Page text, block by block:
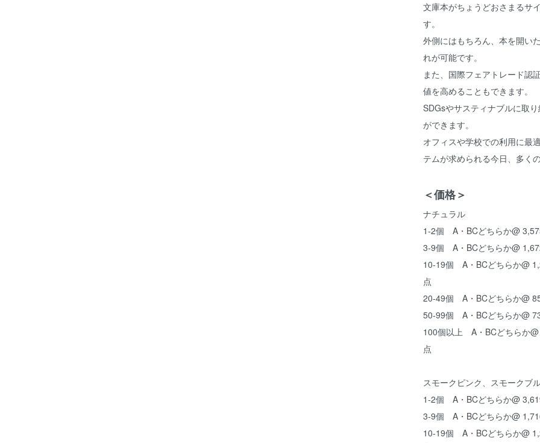
文庫本がちょうどおさまるサ
す。
外側にはもちろん、本を開い
れが可能です。
また、国際フェアトレード認
値を高めることもできます。
SDGsやサスティナブルに取
ができます。
オフィスや学校での利用に最
テムが求められる今日、多く
＜価格＞
ナチュラル
1-2個 A・BCどちらか@
3-9個 A・BCどちらか@
10-19個 A・BCどちらか@
点
20-49個 A・BCどちらか@
50-99個 A・BCどちらか@
100個以上 A・BCどちらか
点
スモークピンク、スモークブ
1-2個 A・BCどちらか@
3-9個 A・BCどちらか@
10-19個 A・BCどちらか@